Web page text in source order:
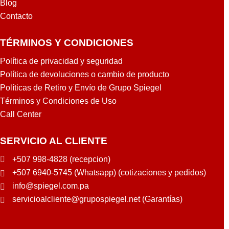
Blog
Contacto
TÉRMINOS Y CONDICIONES
Política de privacidad y seguridad
Política de devoluciones o cambio de producto
Políticas de Retiro y Envío de Grupo Spiegel
Términos y Condiciones de Uso
Call Center
SERVICIO AL CLIENTE
+507 998-4828 (recepcion)
+507 6940-5745 (Whatsapp) (cotizaciones y pedidos)
info@spiegel.com.pa
servicioalcliente@grupospiegel.net (Garantías)